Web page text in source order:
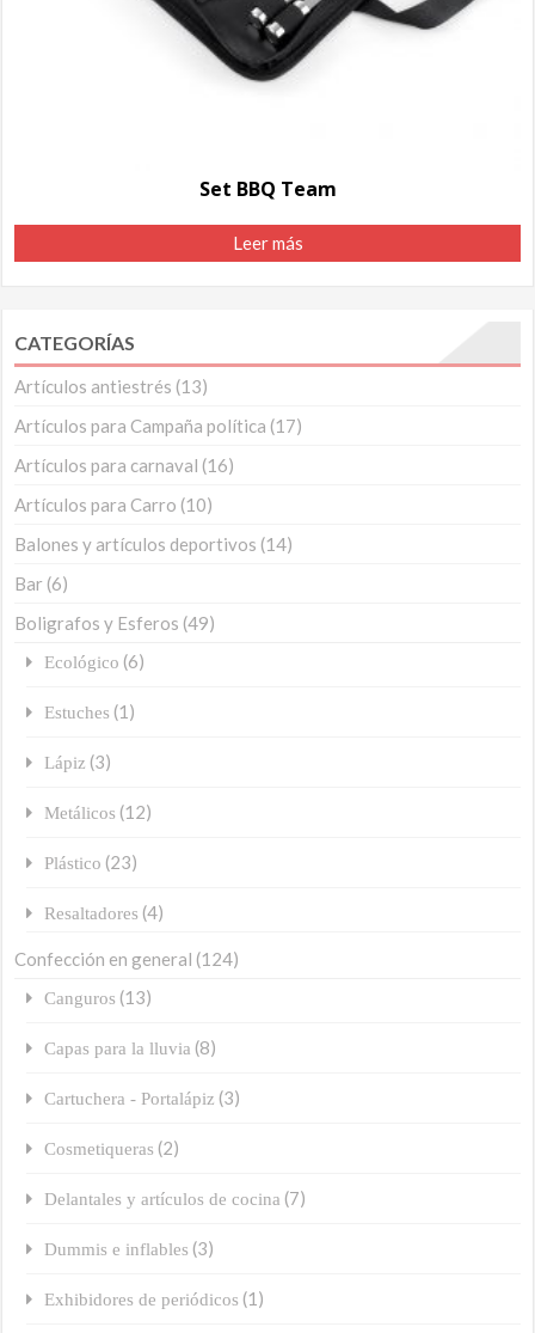
Set BBQ Team
Leer más
CATEGORÍAS
Artículos antiestrés (13)
Artículos para Campaña política (17)
Artículos para carnaval (16)
Artículos para Carro (10)
Balones y artículos deportivos (14)
Bar (6)
Boligrafos y Esferos (49)
Ecológico (6)
Estuches (1)
Lápiz (3)
Metálicos (12)
Plástico (23)
Resaltadores (4)
Confección en general (124)
Canguros (13)
Capas para la lluvia (8)
Cartuchera - Portalápiz (3)
Cosmetiqueras (2)
Delantales y artículos de cocina (7)
Dummis e inflables (3)
Exhibidores de periódicos (1)